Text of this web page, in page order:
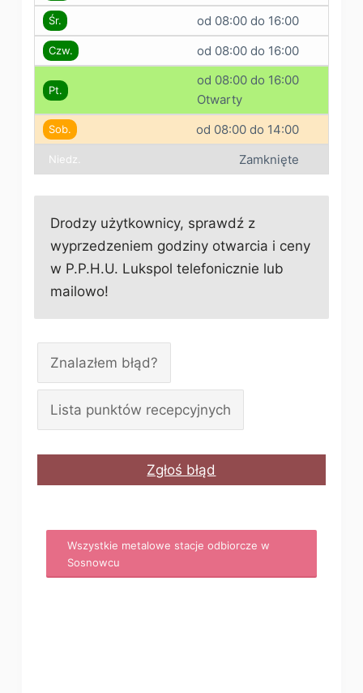
Śr. od 08:00 do 16:00
Czw. od 08:00 do 16:00
Pt.
od 08:00 do 16:00
Otwarty
Sob. od 08:00 do 14:00
Niedz. Zamknięte
Drodzy użytkownicy, sprawdź z
wyprzedzeniem godziny otwarcia i ceny
w P.P.H.U. Lukspol telefonicznie lub
mailowo!
Znalazłem błąd?
Lista punktów recepcyjnych
Zgłoś błąd
Wszystkie metalowe stacje odbiorcze w
Sosnowcu